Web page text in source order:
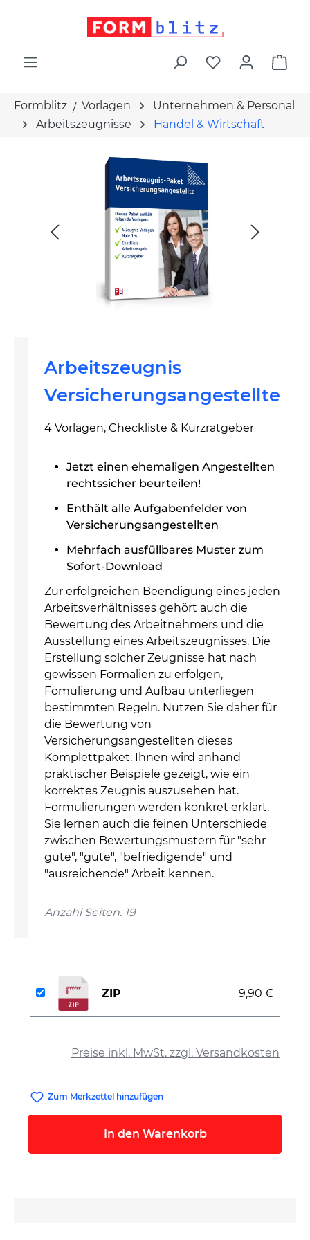
Formblitz Vorlagen
Unternehmen & Personal
Arbeitszeugnisse
Handel & Wirtschaft
Arbeitszeugnis
Versicherungsangestellte
4 Vorlagen, Checkliste & Kurzratgeber
Jetzt einen ehemaligen Angestellten
rechtssicher beurteilen!
Enthält alle Aufgabenfelder von
Versicherungsangestellten
Mehrfach ausfüllbares Muster zum
Sofort-Download
Zur erfolgreichen Beendigung eines jeden
Arbeitsverhältnisses gehört auch die
Bewertung des Arbeitnehmers und die
Ausstellung eines Arbeitszeugnisses. Die
Erstellung solcher Zeugnisse hat nach
gewissen Formalien zu erfolgen,
Fomulierung und Aufbau unterliegen
bestimmten Regeln. Nutzen Sie daher für
die Bewertung von
Versicherungsangestellten dieses
Komplettpaket. Ihnen wird anhand
praktischer Beispiele gezeigt, wie ein
korrektes Zeugnis auszusehen hat.
Formulierungen werden konkret erklärt.
Sie lernen auch die feinen Unterschiede
zwischen Bewertungsmustern für "sehr
gute", "gute", "befriedigende" und
"ausreichende" Arbeit kennen.
Anzahl Seiten: 19
Preise inkl. MwSt. zzgl. Versandkosten
ZIP 9,90 €
Zum Merkzettel hinzufügen
In den Warenkorb